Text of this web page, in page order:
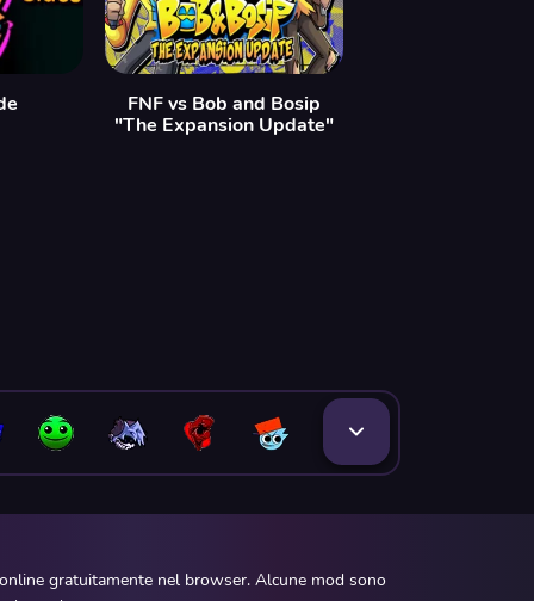
FNF vs Bob and Bosip
"The Expansion Update"
gratuitamente nel browser. Alcune mod sono